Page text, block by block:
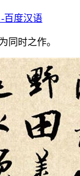
百度汉语
同时之作。